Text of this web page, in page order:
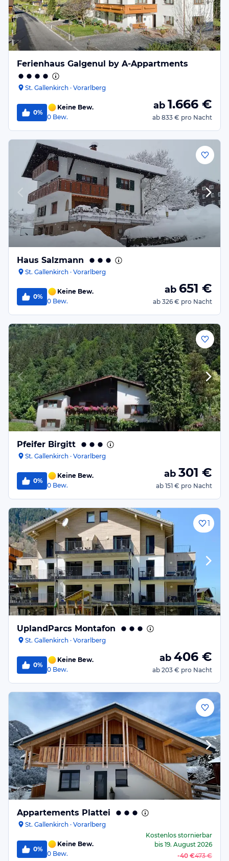
Ferienhaus Galgenul by A-Appartments
St. Gallenkirch · Vorarlberg
0%
Keine Bew.
0 Bew.
ab 1.666 €
ab 833 € pro Nacht
Haus Salzmann
St. Gallenkirch · Vorarlberg
0%
Keine Bew.
0 Bew.
ab 651 €
ab 326 € pro Nacht
Pfeifer Birgitt
St. Gallenkirch · Vorarlberg
0%
Keine Bew.
0 Bew.
ab 301 €
ab 151 € pro Nacht
1
UplandParcs Montafon
St. Gallenkirch · Vorarlberg
0%
Keine Bew.
0 Bew.
ab 406 €
ab 203 € pro Nacht
Appartements Plattei
St. Gallenkirch · Vorarlberg
0%
Keine Bew.
0 Bew.
Kostenlos stornierbar
bis 19. August 2026
-40 €473 €